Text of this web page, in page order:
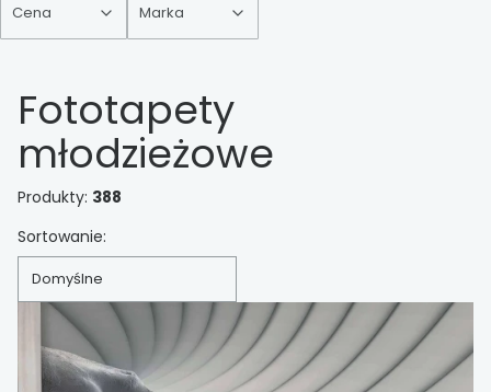
Cena Marka
Fototapety
młodzieżowe
Produkty: 388
Lista produktów
Sortowanie:
Domyślne